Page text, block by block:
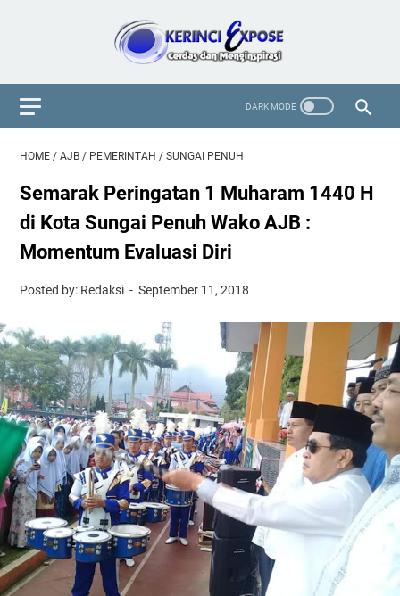
HOME / AJB / PEMERINTAH / SUNGAI PENUH
Semarak Peringatan 1 Muharam 1440 H
di Kota Sungai Penuh Wako AJB :
Momentum Evaluasi Diri
Posted by: Redaksi September 11, 2018